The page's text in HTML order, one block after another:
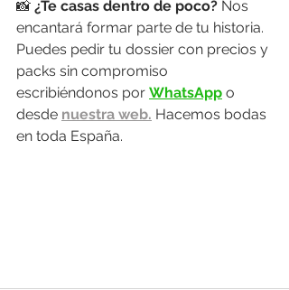
📸 ¿Te casas dentro de poco? Nos
encantará formar parte de tu historia.
Puedes pedir tu dossier con precios y
packs sin compromiso
escribiéndonos por WhatsApp o
desde nuestra web. Hacemos bodas
en toda España.